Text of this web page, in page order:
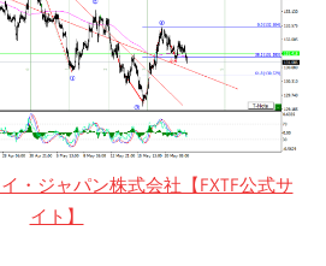
・ジャパン株式会社【FXTF公式サ
イト】